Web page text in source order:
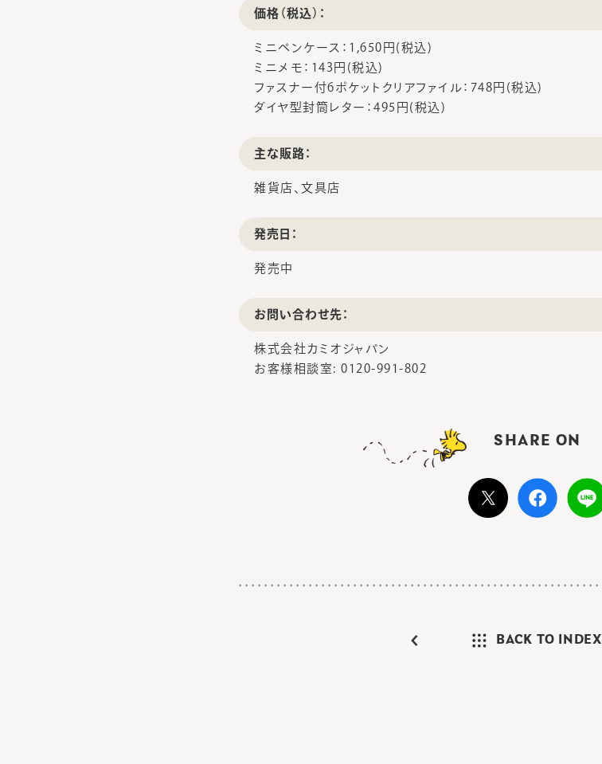
価格（税込）：
ミニペンケース：1,650円(税込)
ミニメモ：143円(税込)
ファスナー付6ポケットクリアファイル：748円(税込)
ダイヤ型封筒レター：495円(税込)
主な販路：
雑貨店、文具店
発売日：
発売中
お問い合わせ先：
株式会社カミオジャパン
お客様相談室: 0120-991-802
SHARE ON
BACK TO INDEX